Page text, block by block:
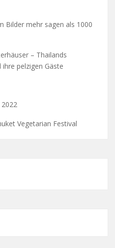
Bilder mehr sagen als 1000
– Thailands
pelzigen Gäste
Vegetarian Festival